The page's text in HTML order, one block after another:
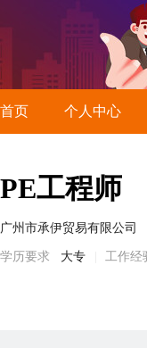
首页 个人中心
PE工程师
广州市承伊贸易有限公司
学历要求 大专 工作经